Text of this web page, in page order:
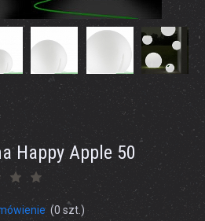
Happy Apple 50
(0 szt.)